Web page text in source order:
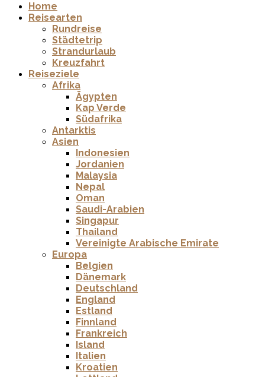
Home
Reisearten
Rundreise
Städtetrip
Strandurlaub
Kreuzfahrt
Reiseziele
Afrika
Ägypten
Kap Verde
Südafrika
Antarktis
Asien
Indonesien
Jordanien
Malaysia
Nepal
Oman
Saudi-Arabien
Singapur
Thailand
Vereinigte Arabische Emirate
Europa
Belgien
Dänemark
Deutschland
England
Estland
Finnland
Frankreich
Island
Italien
Kroatien